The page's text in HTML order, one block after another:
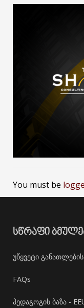
ᲑᲘᲑᲚᲘᲝᲗᲔᲙᲐ
You must be
ᲡᲬᲠᲐᲤᲘ
უწყვეტი
FAQs
პედაგოგის ბაზა -